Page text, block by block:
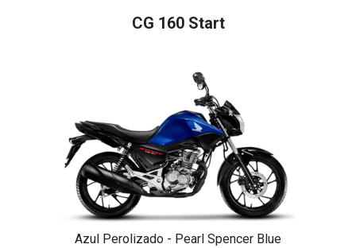
CG 160 Start
Azul Perolizado - Pearl Spencer Blue